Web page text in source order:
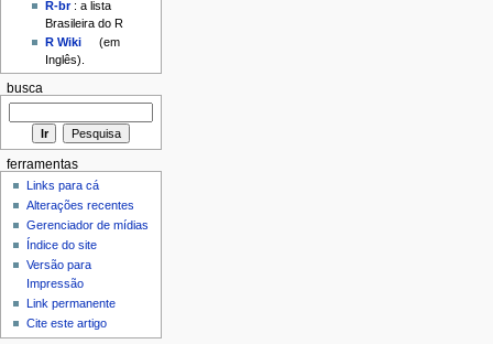
R-br: a lista
Brasileira do R
R Wiki
(em
Inglês).
busca
ferramentas
Links para cá
Alterações recentes
Gerenciador de mídias
Índice do site
Versão para
Impressão
Link permanente
Cite este artigo